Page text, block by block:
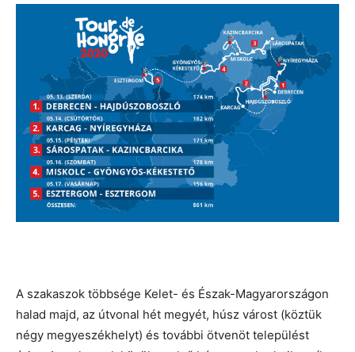
A szakaszok többsége Kelet- és Észak-Magyarországon
halad majd, az útvonal hét megyét, húsz várost (köztük
négy megyeszékhelyt) és további ötvenöt települést